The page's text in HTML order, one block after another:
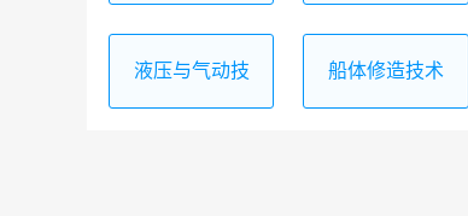
液压与气动技
船体修造技术